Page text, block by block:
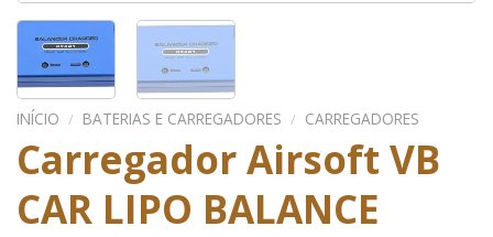
INÍCIO / BATERIAS E CARREGADORES / CARREGADORES
Carregador Airsoft VB
CAR LIPO BALANCE